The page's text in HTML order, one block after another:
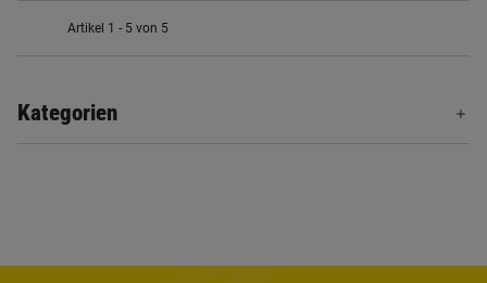
Artikel 1 - 5 von 5
Kategorien